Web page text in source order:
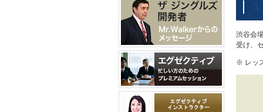
１
渋谷会
受け、
※ レッ